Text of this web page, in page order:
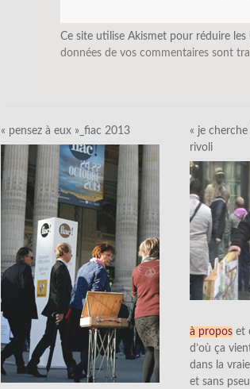
Ce site utilise Akismet pour réduire les
données de vos commentaires sont
« pensez à eux »_fiac 2013
« je
rivoli
à propos et
d’où ça
dans la
et sans